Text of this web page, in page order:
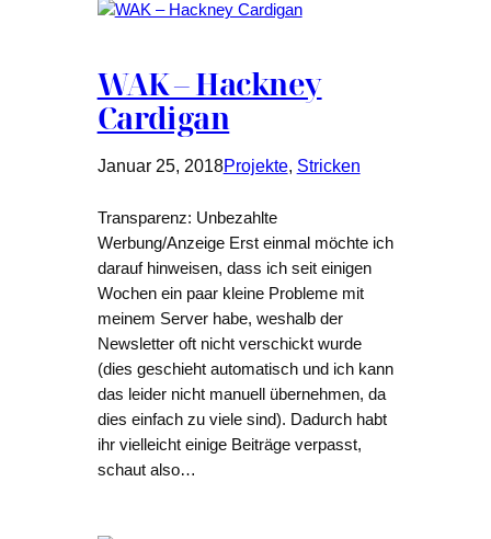
WAK – Hackney
Cardigan
Januar 25, 2018Projekte, Stricken
Transparenz: Unbezahlte
Werbung/Anzeige Erst einmal möchte ich
darauf hinweisen, dass ich seit einigen
Wochen ein paar kleine Probleme mit
meinem Server habe, weshalb der
Newsletter oft nicht verschickt wurde
(dies geschieht automatisch und ich kann
das leider nicht manuell übernehmen, da
dies einfach zu viele sind). Dadurch habt
ihr vielleicht einige Beiträge verpasst,
schaut also…